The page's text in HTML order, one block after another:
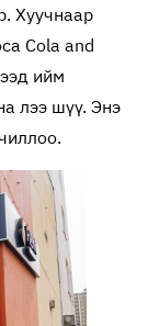
Хуучнаар
Cola and
ийм
лээ шүү. Энэ